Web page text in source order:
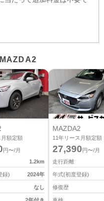
額定額
円〜/月
1.2km
録) 2024年
なし
MAZDA2
11年リース月額定額
27,390 円〜/月
走行距離
年式(初度登録)
修復歴